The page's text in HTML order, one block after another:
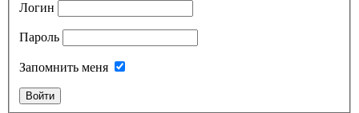
Логин
Пароль
Запомнить меня
Войти